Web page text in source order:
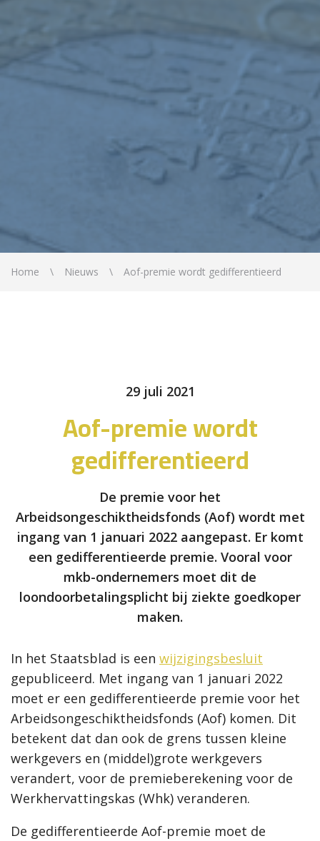
Home Nieuws Aof-premie wordt gedifferentieerd
29 juli 2021
Aof-premie wordt
gedifferentieerd
De premie voor het
Arbeidsongeschiktheidsfonds (Aof) wordt met
ingang van 1 januari 2022 aangepast. Er komt
een gedifferentieerde premie. Vooral voor
mkb-ondernemers moet dit de
loondoorbetalingsplicht bij ziekte goedkoper
maken.
In het Staatsblad is een wijzigingsbesluit
gepubliceerd. Met ingang van 1 januari 2022
moet er een gedifferentieerde premie voor het
Arbeidsongeschiktheidsfonds (Aof) komen. Dit
betekent dat dan ook de grens tussen kleine
werkgevers en (middel)grote werkgevers
verandert, voor de premieberekening voor de
Werkhervattingskas (Whk) veranderen.
De gedifferentieerde Aof-premie moet de